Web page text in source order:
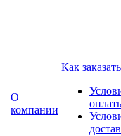
О
компании
Как